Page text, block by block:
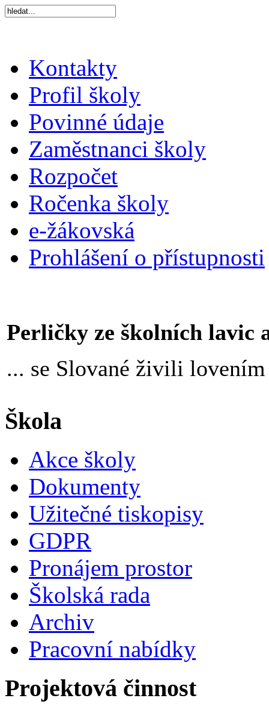
Kontakty
Profil školy
Povinné údaje
Zaměstnanci školy
Rozpočet
Ročenka školy
e-žákovská
Prohlášení o přístupnosti
Perličky ze školních lavic
... se Slované živili
Škola
Akce školy
Dokumenty
Užitečné tiskopisy
GDPR
Pronájem prostor
Školská rada
Archiv
Pracovní nabídky
Projektová činnost